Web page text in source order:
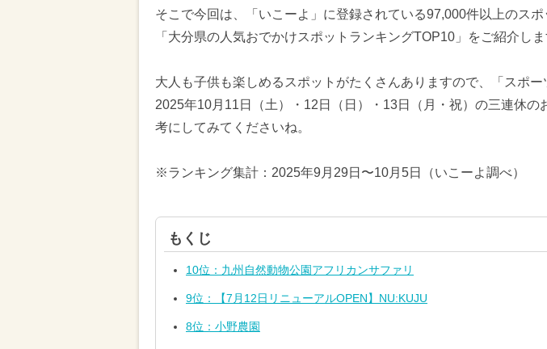
そこで今回は、「いこーよ」に登録されている97,000件以上のスポ
「大分県の人気おでかけスポットランキングTOP10」をご紹介しま
大人も子供も楽しめるスポットがたくさんありますので、「スポー
2025年10月11日（土）・12日（日）・13日（月・祝）の三連休の
考にしてみてくださいね。
※ランキング集計：2025年9月29日〜10月5日（いこーよ調べ）
もくじ
10位：九州自然動物公園アフリカンサファリ
9位：【7月12日リニューアルOPEN】NU:KUJU
8位：小野農園